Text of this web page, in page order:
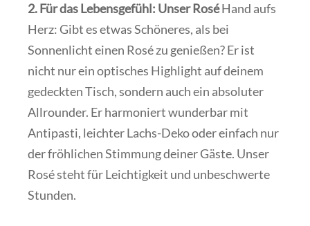
2. Für das Lebensgefühl: Unser RoséHand aufs
Herz: Gibt es etwas Schöneres, als bei
Sonnenlicht einen Rosé zu genießen? Er ist
nicht nur ein optisches Highlight auf deinem
gedeckten Tisch, sondern auch ein absoluter
Allrounder. Er harmoniert wunderbar mit
Antipasti, leichter Lachs-Deko oder einfach nur
der fröhlichen Stimmung deiner Gäste. Unser
Rosé steht für Leichtigkeit und unbeschwerte
Stunden.